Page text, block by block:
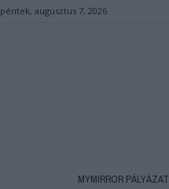
péntek, augusztus 7, 2026
MYMIRROR PÁLYÁZAT